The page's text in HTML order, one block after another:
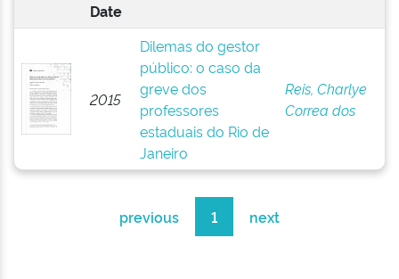
Date
2015
Dilemas do gestor
público: o caso da
greve dos
professores
estaduais do Rio de
Janeiro
Reis, Charlye
Correa dos
previous 1 next